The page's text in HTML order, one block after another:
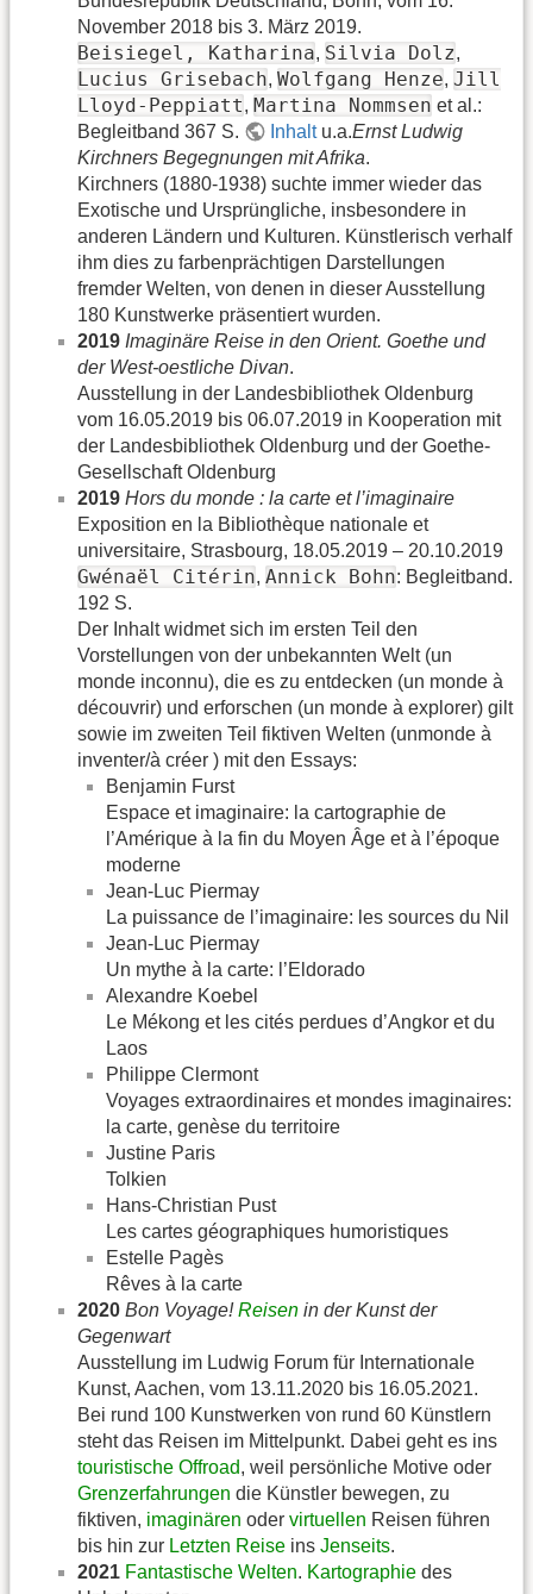
November 2018 bis 3. März 2019.
Beisiegel, Katharina, Silvia Dolz,
Lucius Grisebach, Wolfgang Henze, Jill
Lloyd-Peppiatt, Martina Nommsen et al.:
Begleitband 367 S.
Inhaltu.a.Ernst Ludwig
Kirchners Begegnungen mit Afrika.
Kirchners (1880-1938) suchte immer wieder das
Exotische und Ursprüngliche, insbesondere in
anderen Ländern und Kulturen. Künstlerisch verhalf
ihm dies zu farbenprächtigen Darstellungen
fremder Welten, von denen in dieser Ausstellung
180 Kunstwerke präsentiert wurden.
2019 Imaginäre Reise in den Orient. Goethe und
der West-oestliche Divan.
Ausstellung in der Landesbibliothek Oldenburg
vom 16.05.2019 bis 06.07.2019 in Kooperation mit
der Landesbibliothek Oldenburg und der Goethe-
Gesellschaft Oldenburg
2019 Hors du monde : la carte et l’imaginaire
Exposition en la Bibliothèque nationale et
universitaire, Strasbourg, 18.05.2019 – 20.10.2019
Gwénaël Citérin, Annick Bohn: Begleitband.
192 S.
Der Inhalt widmet sich im ersten Teil den
Vorstellungen von der unbekannten Welt (un
monde inconnu), die es zu entdecken (un monde à
découvrir) und erforschen (un monde à explorer) gilt
sowie im zweiten Teil fiktiven Welten (unmonde à
inventer/à créer ) mit den Essays:
Benjamin Furst
Espace et imaginaire: la cartographie de
l’Amérique à la fin du Moyen Âge et à l’époque
moderne
Jean-Luc Piermay
La puissance de l’imaginaire: les sources du Nil
Jean-Luc Piermay
Un mythe à la carte: l’Eldorado
Alexandre Koebel
Le Mékong et les cités perdues d’Angkor et du
Laos
Philippe Clermont
Voyages extraordinaires et mondes imaginaires:
la carte, genèse du territoire
Justine Paris
Tolkien
Hans-Christian Pust
Les cartes géographiques humoristiques
Estelle Pagès
Rêves à la carte
2020 Bon Voyage!Reisen in der Kunst der
Gegenwart
Ausstellung im Ludwig Forum für Internationale
Kunst, Aachen, vom 13.11.2020 bis 16.05.2021.
Bei rund 100 Kunstwerken von rund 60 Künstlern
steht das Reisen im Mittelpunkt. Dabei geht es ins
touristische Offroad, weil persönliche Motive oder
Grenzerfahrungen die Künstler bewegen, zu
fiktiven, imaginären oder virtuellen Reisen führen
bis hin zur Letzten Reise ins Jenseits.
2021 Fantastische Welten. Kartographie des